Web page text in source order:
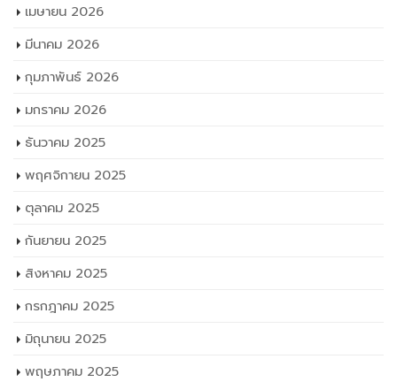
เมษายน 2026
มีนาคม 2026
กุมภาพันธ์ 2026
มกราคม 2026
ธันวาคม 2025
พฤศจิกายน 2025
ตุลาคม 2025
กันยายน 2025
สิงหาคม 2025
กรกฎาคม 2025
มิถุนายน 2025
พฤษภาคม 2025